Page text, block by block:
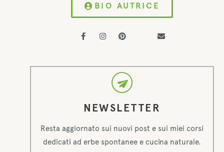
BIO AUTRICE
NEWSLETTER
Resta aggiornato sui nuovi post e sui miei corsi
dedicati ad erbe spontanee e cucina naturale.